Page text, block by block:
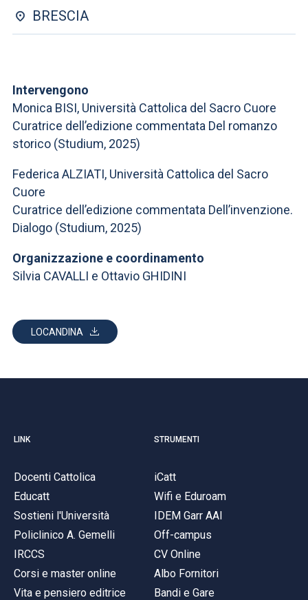
SEI UN DOCENTE O UN MEMBRO DELLO STAFF
BRESCIA
Intervengono
Monica BISI, Università Cattolica del Sacro Cuore
Curatrice dell’edizione commentata Del romanzo
storico (Studium, 2025)
Federica ALZIATI, Università Cattolica del Sacro
Cuore
Curatrice dell’edizione commentata Dell’invenzione.
Dialogo (Studium, 2025)
Organizzazione e coordinamento
Silvia CAVALLI e Ottavio GHIDINI
LOCANDINA
LINK
Docenti Cattolica
Educatt
Sostieni l'Università
Policlinico A. Gemelli
IRCCS
Corsi e master online
Vita e pensiero editrice
STRUMENTI
iCatt
Wifi e Eduroam
IDEM Garr AAI
Off-campus
CV Online
Albo Fornitori
Bandi e Gare